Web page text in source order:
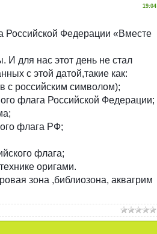
19:04
Российской Федерации «Вместе
И для нас этот день не стал
с этой датой,такие как:
с российским символом);
флага Российской Федерации;
флага РФ;
флага;
оригами.
зона ,библиозона, аквагрим